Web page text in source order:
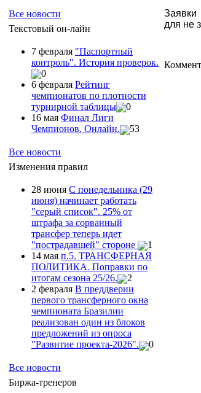
Все новости
Текстовый он-лайн
7 февраля "Паспортный
контроль". История проверок.
0
6 февраля Рейтинг
чемпионатов по плотности
турнирной таблицы
0
16 мая Финал Лиги
Чемпионов. Онлайн.
53
Все новости
Изменения правил
28 июня С понедельника (29
июня) начинает работать
"серый список". 25% от
штрафа за сорванный
трансфер теперь идет
"пострадавшей" стороне
1
14 мая п.5. ТРАНСФЕРНАЯ
ПОЛИТИКА. Поправки по
итогам сезона 25/26.
2
2 февраля В преддверии
первого трансферного окна
чемпионата Бразилии
реализован один из блоков
предложений из опроса
"Развитие проекта-2026".
0
Все новости
Биржа-тренеров
Заявки
для не